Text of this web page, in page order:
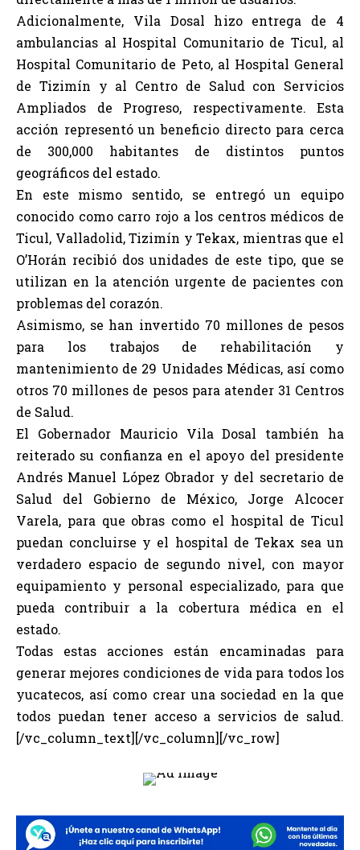
Adicionalmente, Vila Dosal hizo entrega de 4
ambulancias al Hospital Comunitario de Ticul, al
Hospital Comunitario de Peto, al Hospital General
de Tizimín y al Centro de Salud con Servicios
Ampliados de Progreso, respectivamente. Esta
acción representó un beneficio directo para cerca
de 300,000 habitantes de distintos puntos
geográficos del estado.
En este mismo sentido, se entregó un equipo
conocido como carro rojo a los centros médicos de
Ticul, Valladolid, Tizimín y Tekax, mientras que el
O’Horán recibió dos unidades de este tipo, que se
utilizan en la atención urgente de pacientes con
problemas del corazón.
Asimismo, se han invertido 70 millones de pesos
para los trabajos de rehabilitación y
mantenimiento de 29 Unidades Médicas, así como
otros 70 millones de pesos para atender 31 Centros
de Salud.
El Gobernador Mauricio Vila Dosal también ha
reiterado su confianza en el apoyo del presidente
Andrés Manuel López Obrador y del secretario de
Salud del Gobierno de México, Jorge Alcocer
Varela, para que obras como el hospital de Ticul
puedan concluirse y el hospital de Tekax sea un
verdadero espacio de segundo nivel, con mayor
equipamiento y personal especializado, para que
pueda contribuir a la cobertura médica en el
estado.
Todas estas acciones están encaminadas para
generar mejores condiciones de vida para todos los
yucatecos, así como crear una sociedad en la que
todos puedan tener acceso a servicios de salud.
[/vc_column_text][/vc_column][/vc_row]